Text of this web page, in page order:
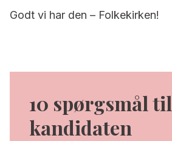
Godt vi har den – Folkekirken!
10 spørgsmål til
kandidaten